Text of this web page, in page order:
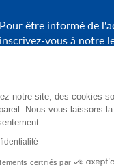
Pour être informé de
inscrivez-vous à notre
notre site, des cookies
Nous vous laissons
certifiés par